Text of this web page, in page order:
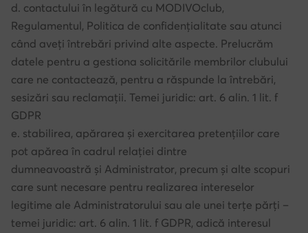
d. contactului în legătură cu MODIVOclub,
Regulamentul, Politica de confidențialitate sau atunci
când aveți întrebări privind alte aspecte. Prelucrăm
datele pentru a gestiona solicitările membrilor clubului
care ne contactează, pentru a răspunde la întrebări,
sesizări sau reclamații. Temei juridic: art. 6 alin. 1 lit. f
GDPR
e. stabilirea, apărarea și exercitarea pretențiilor care
pot apărea în cadrul relației dintre
dumneavoastră și Administrator, precum și alte scopuri
care sunt necesare pentru realizarea intereselor
legitime ale Administratorului sau ale unei terțe părți –
temei juridic: art. 6 alin. 1 lit. f GDPR, adică interesul